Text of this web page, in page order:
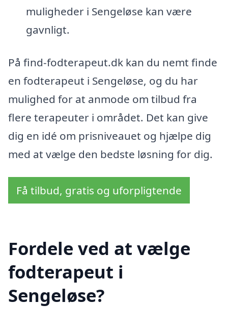
muligheder i Sengeløse kan være
gavnligt.
På find-fodterapeut.dk kan du nemt finde
en fodterapeut i Sengeløse, og du har
mulighed for at anmode om tilbud fra
flere terapeuter i området. Det kan give
dig en idé om prisniveauet og hjælpe dig
med at vælge den bedste løsning for dig.
Få tilbud, gratis og uforpligtende
Fordele ved at vælge
fodterapeut i
Sengeløse?